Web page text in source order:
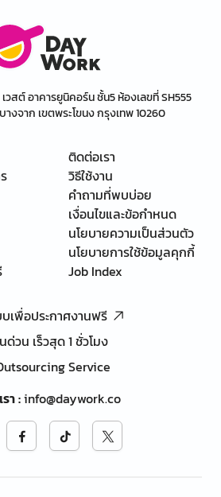
เวสต์ อาคารยูนิคอร์น ชั้น5 ห้องเลขที่ SH555
งจาก เขตพระโขนง กรุงเทพ 10260
ติดต่อเรา
วิธีใช้งาน
คำถามที่พบบ่อย
เงื่อนไขและข้อกำหนด
นโยบายความเป็นส่วนตัว
นโยบายการใช้ข้อมูลคุกกี้
Job Index
บเพื่อประกาศงานฟรี
ด่วน เร็วสุด 1 ชั่วโมง
Service
า:info@daywork.co